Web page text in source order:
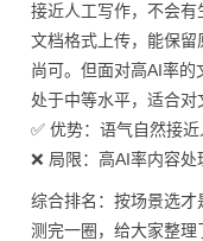
接近人工写作，不会
文档格式上传，能保
尚可。但面对高AI率
处于中等水平，适合对
✅ 优势：语气自然接
❌ 局限：高AI率内容
综合排名：按场景选才
测完一圈，给大家整